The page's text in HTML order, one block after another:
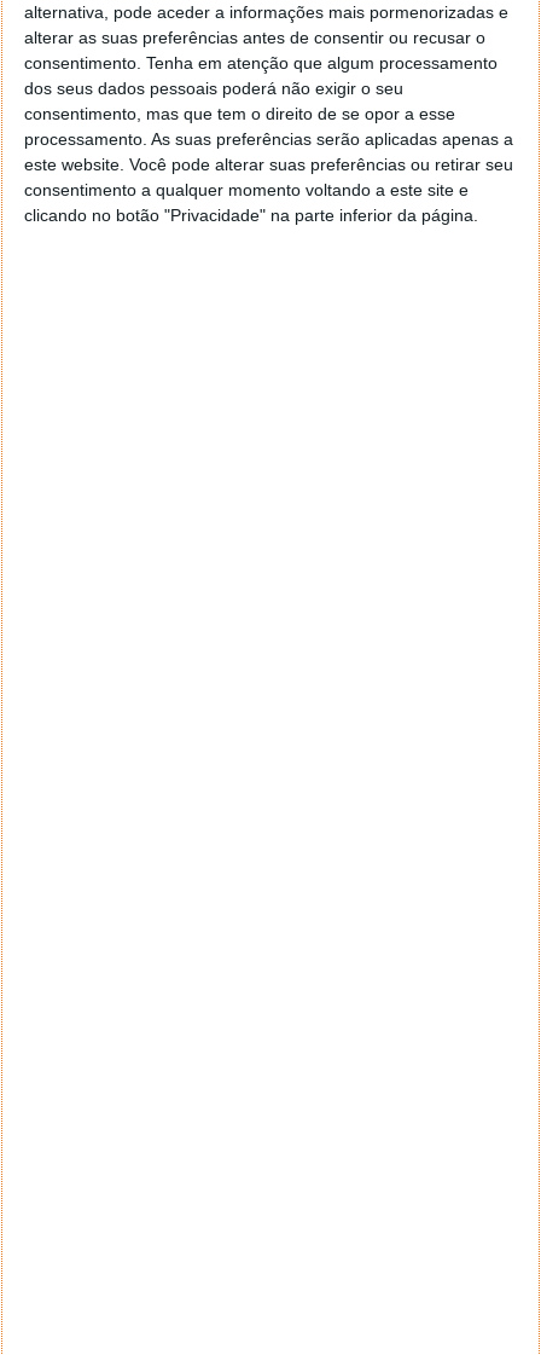
alternativa, pode aceder a informações mais pormenorizadas e
alterar as suas preferências antes de consentir ou recusar o
consentimento. Tenha em atenção que algum processamento
dos seus dados pessoais poderá não exigir o seu
consentimento, mas que tem o direito de se opor a esse
processamento. As suas preferências serão aplicadas apenas a
este website. Você pode alterar suas preferências ou retirar seu
consentimento a qualquer momento voltando a este site e
clicando no botão "Privacidade" na parte inferior da página.
ESET revela as 10 piores senhas mais
usadas em dispositivos IoT
01 MAR 2024·PUB INTERNET 2 COMENTÁRIOS
De smartwatches a câmaras de segurança, os